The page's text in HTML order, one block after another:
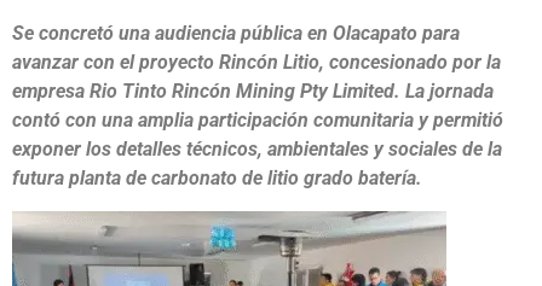
Se concretó una audiencia pública en Olacapato para
avanzar con el proyecto Rincón Litio, concesionado por la
empresa Rio Tinto Rincón Mining Pty Limited. La jornada
contó con una amplia participación comunitaria y permitió
exponer los detalles técnicos, ambientales y sociales de la
futura planta de carbonato de litio grado batería.